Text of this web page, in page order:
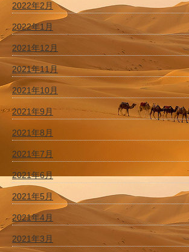
2022年2月
2022年1月
2021年12月
2021年11月
2021年10月
2021年9月
2021年8月
2021年7月
2021年6月
2021年5月
2021年4月
2021年3月